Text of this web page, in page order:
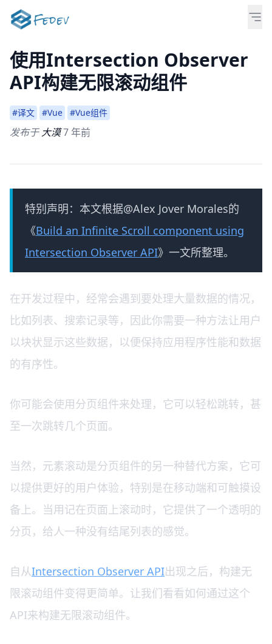
使用Intersection Observer
API构建无限滚动组件
#译文 #Vue #Vue组件
发布于大漠7 年前
特别声明：本文根据@Alex Jover Morales的
《Build an Infinite Scroll component using
Intersection Observer API》一文所整理。
在开发过程中，经常会遇到要处理大量数据的情况，
比如列表、搜索记录等，因此你需要一种方法让用户
以块状显示这些数据，以便保持应用程序性能和数据
的有序性。
你可能会使用分页组件来处理，它可以轻松跳转，甚
至一次跳转几个页面。
当然，元素滚动是分页组件的另一种替代方案，它可
以提供更好的用户体验，特别是在移动端和可触摸设
备上。当用记在页面上滚动时，它提供了一个透明的
分页，给人一种没有结尾列表的感觉。
自从Intersection Observer API出现之后，构建无
限滚动组件变得更简单。让我们看看如何通过这个
API来构建无限滚动组件。